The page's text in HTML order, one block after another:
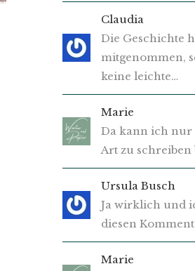
Claudia
Die Geschichte
mitgenommen,
keine leichte…
Marie
Da kann ich nur
Art zu schreiben
Ursula Busch
Ja wirklich und
diesen
Marie